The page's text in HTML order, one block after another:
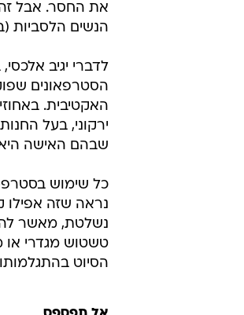
את החסר. אבל זה
הנשים הלסביות
לדברי יגיב
האקטיבית.
ירקוני, בעל החנות
שבהם האישה היא
כל שימוש בסטרפ-
נראה שזה אפילו
נשלטת, מאשר
טשטוש מגדרי או
הסיוט